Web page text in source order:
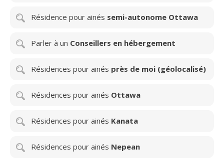
Résidence pour ainés semi-autonome Ottawa
Parler à un Conseillers en hébergement
Résidences pour ainés près de moi (géolocalisé)
Résidences pour ainés Ottawa
Résidences pour ainés Kanata
Résidences pour ainés Nepean